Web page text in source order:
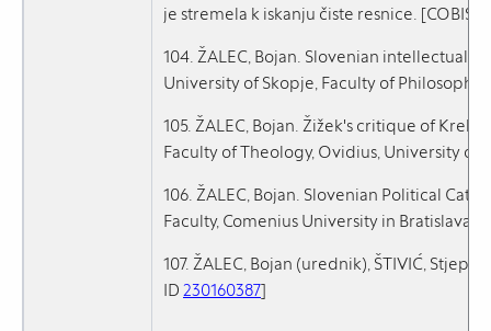
je stremela k iskanju čiste resnice.
104. ŽALEC, Bojan. Slovenian intellectual
University of Skopje, Faculty of Philosophy,
105. ŽALEC, Bojan. Žižek's critique of
Faculty of Theology, Ovidius, University of
106. ŽALEC, Bojan. Slovenian Political
Faculty, Comenius University in Bratislava,
107. ŽALEC, Bojan (urednik), ŠTIVIĆ,
ID 230160387]